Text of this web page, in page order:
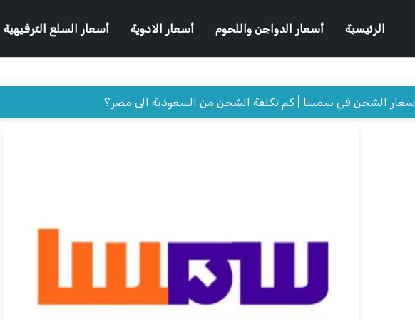
الرئيسية أسعار الدواجن واللحوم أسعار الادوية أسعار السلع الترفيهية
اسعار الشحن في سمسا | كم تكلفة الشحن من السعودية الى مصر؟